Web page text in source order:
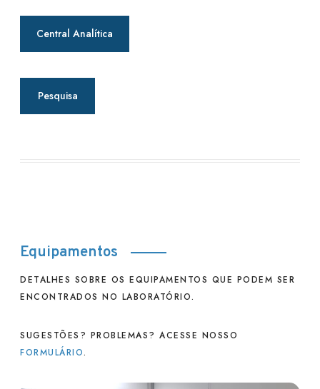
Central Analítica
Pesquisa
Equipamentos
DETALHES SOBRE OS EQUIPAMENTOS QUE PODEM SER
ENCONTRADOS NO LABORATÓRIO.
SUGESTÕES? PROBLEMAS? ACESSE NOSSO
FORMULÁRIO.